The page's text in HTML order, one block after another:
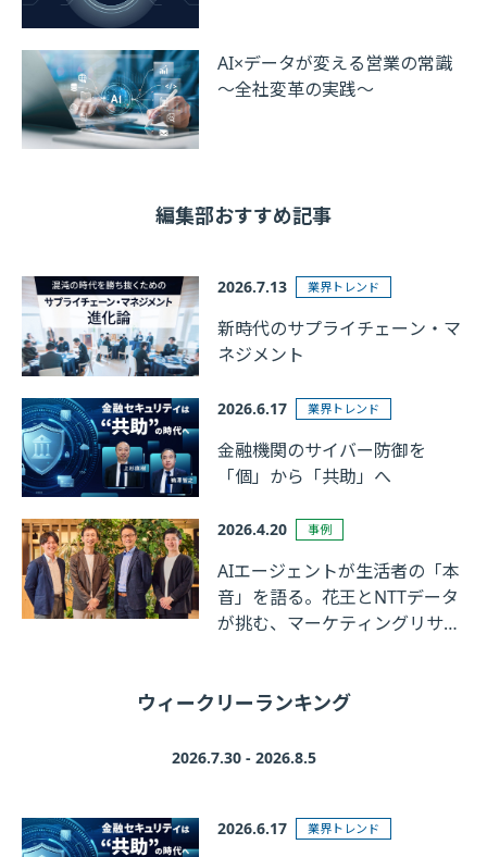
AI×データが変える営業の常識
～全社変革の実践～
編集部おすすめ記事
2026.7.13 業界トレンド
新時代のサプライチェーン・マ
ネジメント
2026.6.17 業界トレンド
金融機関のサイバー防御を
「個」から「共助」へ
2026.4.20 事例
AIエージェントが生活者の「本
音」を語る。花王とNTTデータ
が挑む、マーケティングリサー
ウィークリーランキング
2026.7.30 - 2026.8.5
2026.6.17 業界トレンド